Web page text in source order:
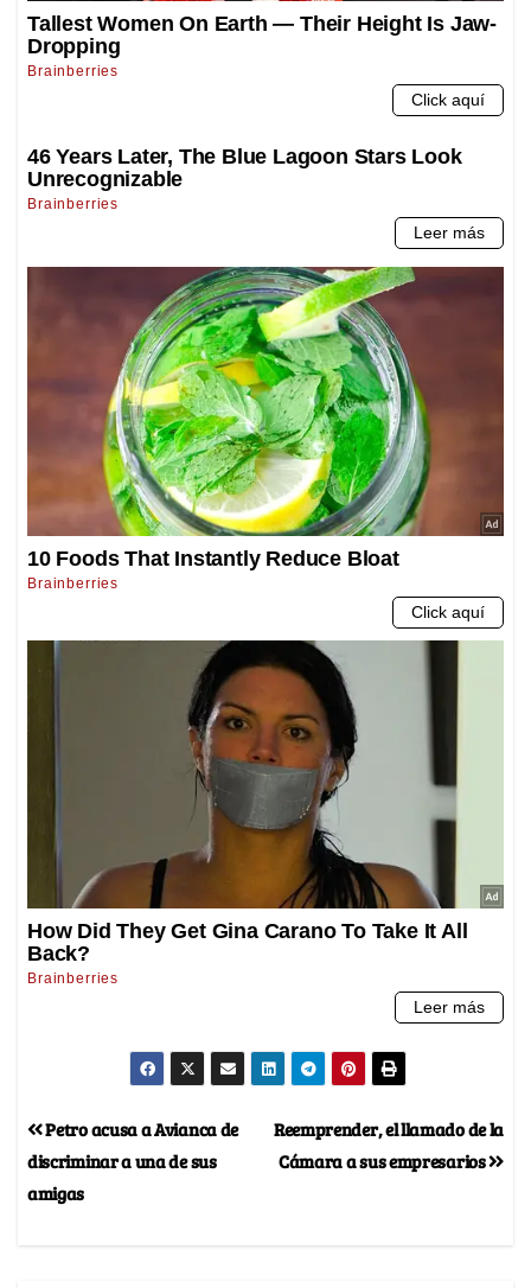
Reemprender, el llamado de la
Cámara a sus empresarios
Petro acusa a Avianca de
discriminar a una de sus
amigas